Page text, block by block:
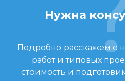
Нужна
Подробно расскажем о
работ и типовых
стоимость и